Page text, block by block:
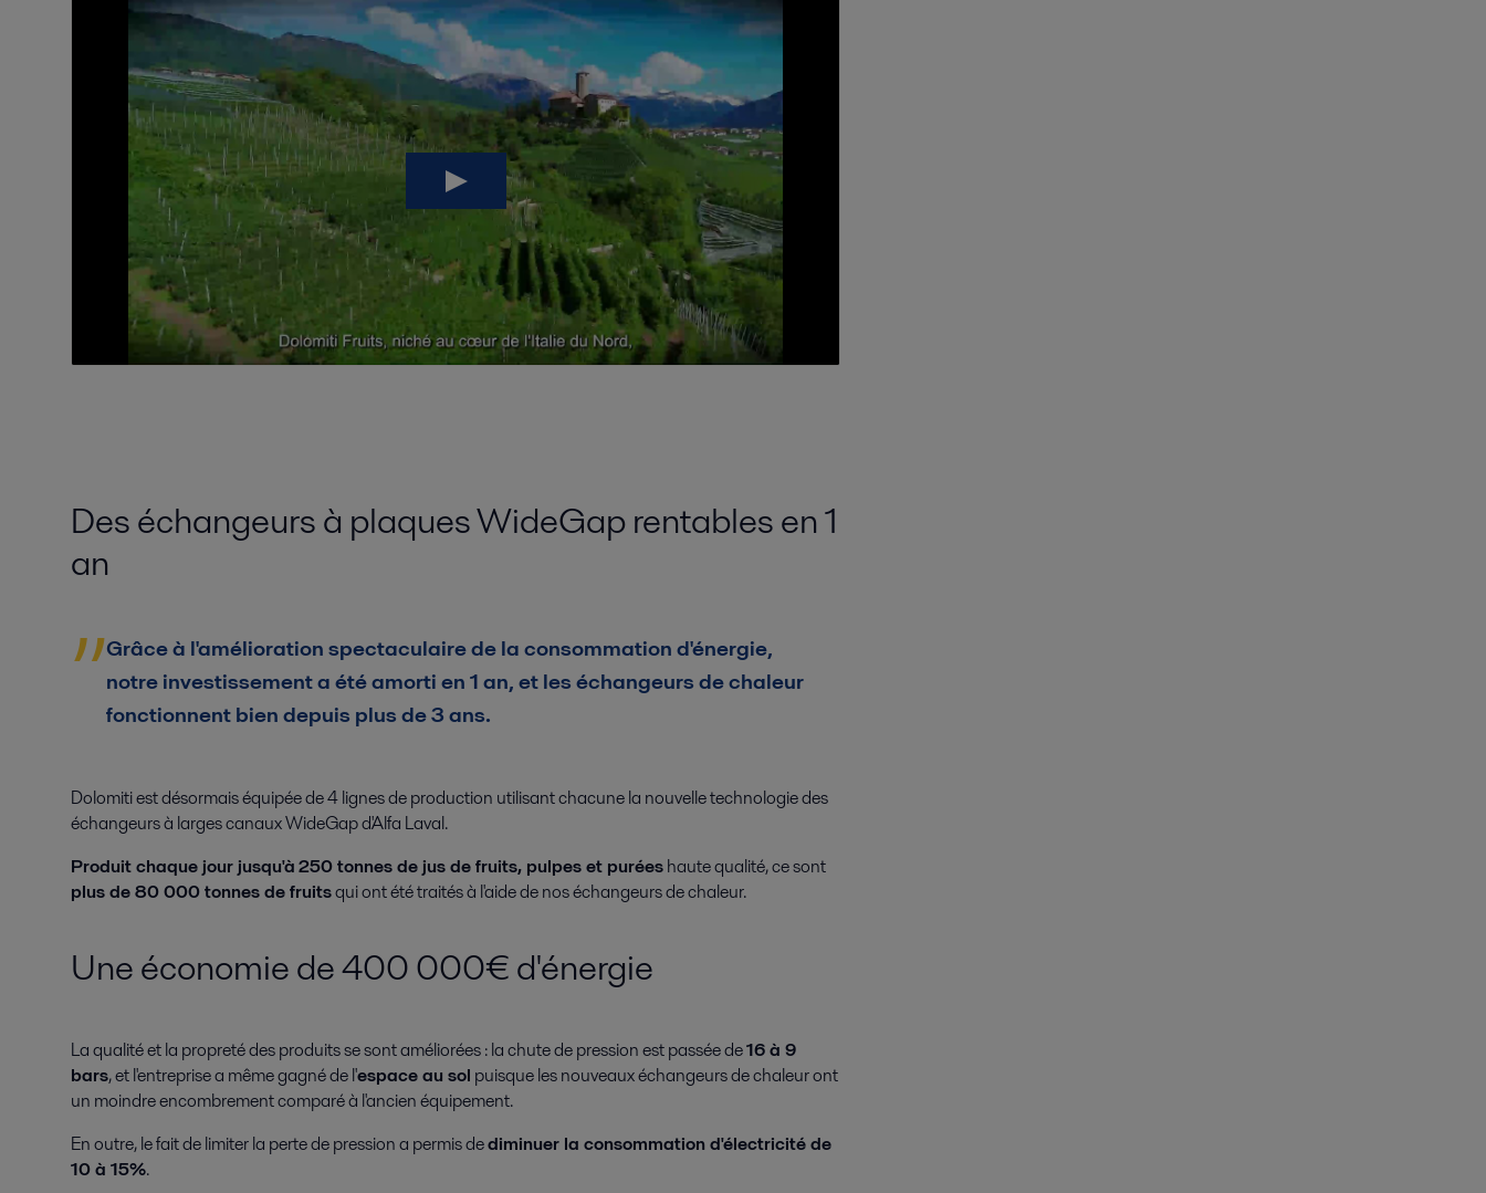
Des échangeurs à plaques WideGap rentables en 1
an
Grâce à l'amélioration spectaculaire de la consommation d'énergie,
notre investissement a été amorti en 1 an, et les échangeurs de chaleur
fonctionnent bien depuis plus de 3 ans.
Dolomiti est désormais équipée de 4 lignes de production utilisant chacune la nouvelle technologie des
échangeurs à larges canaux WideGap d'Alfa Laval.
Produit chaque jour jusqu'à250 tonnes de jus de fruits, pulpes et puréeshaute qualité, ce sont
plus de 80 000 tonnes de fruitsqui ont été traités à l'aide de nos échangeurs de chaleur.
Une économie de 400 000€ d'énergie
La qualité et la propreté des produits se sont améliorées : la chute de pression est passée de16 à 9
bars, et l'entreprise a même gagné de l'espace au sol puisque les nouveaux échangeurs de chaleur ont
un moindre encombrement comparé à l'ancien équipement.
En outre, le fait de limiter la perte de pression a permis dediminuer la consommation d'électricité de
10 à 15%.